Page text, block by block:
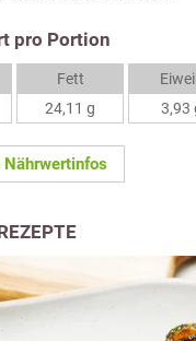
pro Portion
Fett
24,11 g
3,93